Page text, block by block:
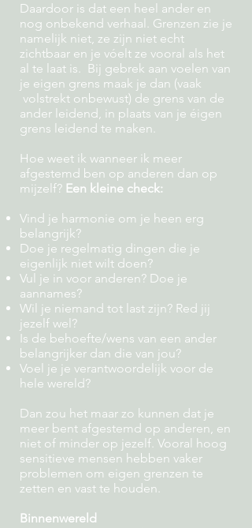
Daardoor is dat een heel ander en
nog onbekend verhaal. Grenzen zie je
namelijk niet, ze zijn niet echt
zichtbaar en je vóelt ze vooral als het
al te laat is. Bij gebrek aan voelen van
je eigen grens maak je dan (vaak
volstrekt onbewust) de grens van de
ander leidend, in plaats van je éigen
grens leidend te maken.
Hoe weet ik wanneer ik meer
afgestemd ben op anderen dan op
mijzelf? Een kleine check:
Vind je harmonie om je heen erg
belangrijk?
Doe je regelmatig dingen die je
eigenlijk niet wilt doen?
Vul je in voor anderen? Doe je
aannames?
Wil je niemand tot last zijn? Red jij
jezelf wel?
Is de behoefte/wens van een ander
belangrijker dan die van jou?
Voel je je verantwoordelijk voor de
hele wereld?
Dan zou het maar zo kunnen dat je
meer bent afgestemd op anderen, en
niet of minder op jezelf. Vooral hoog
sensitieve mensen hebben vaker
problemen om eigen grenzen te
zetten en vast te houden.
Binnenwereld